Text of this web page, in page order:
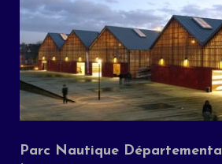
Parc Nautique Départemental